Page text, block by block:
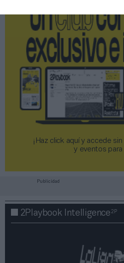
¡Haz click aquí y accede
y eventos para
Publicidad
2Playbook Intelligence2P